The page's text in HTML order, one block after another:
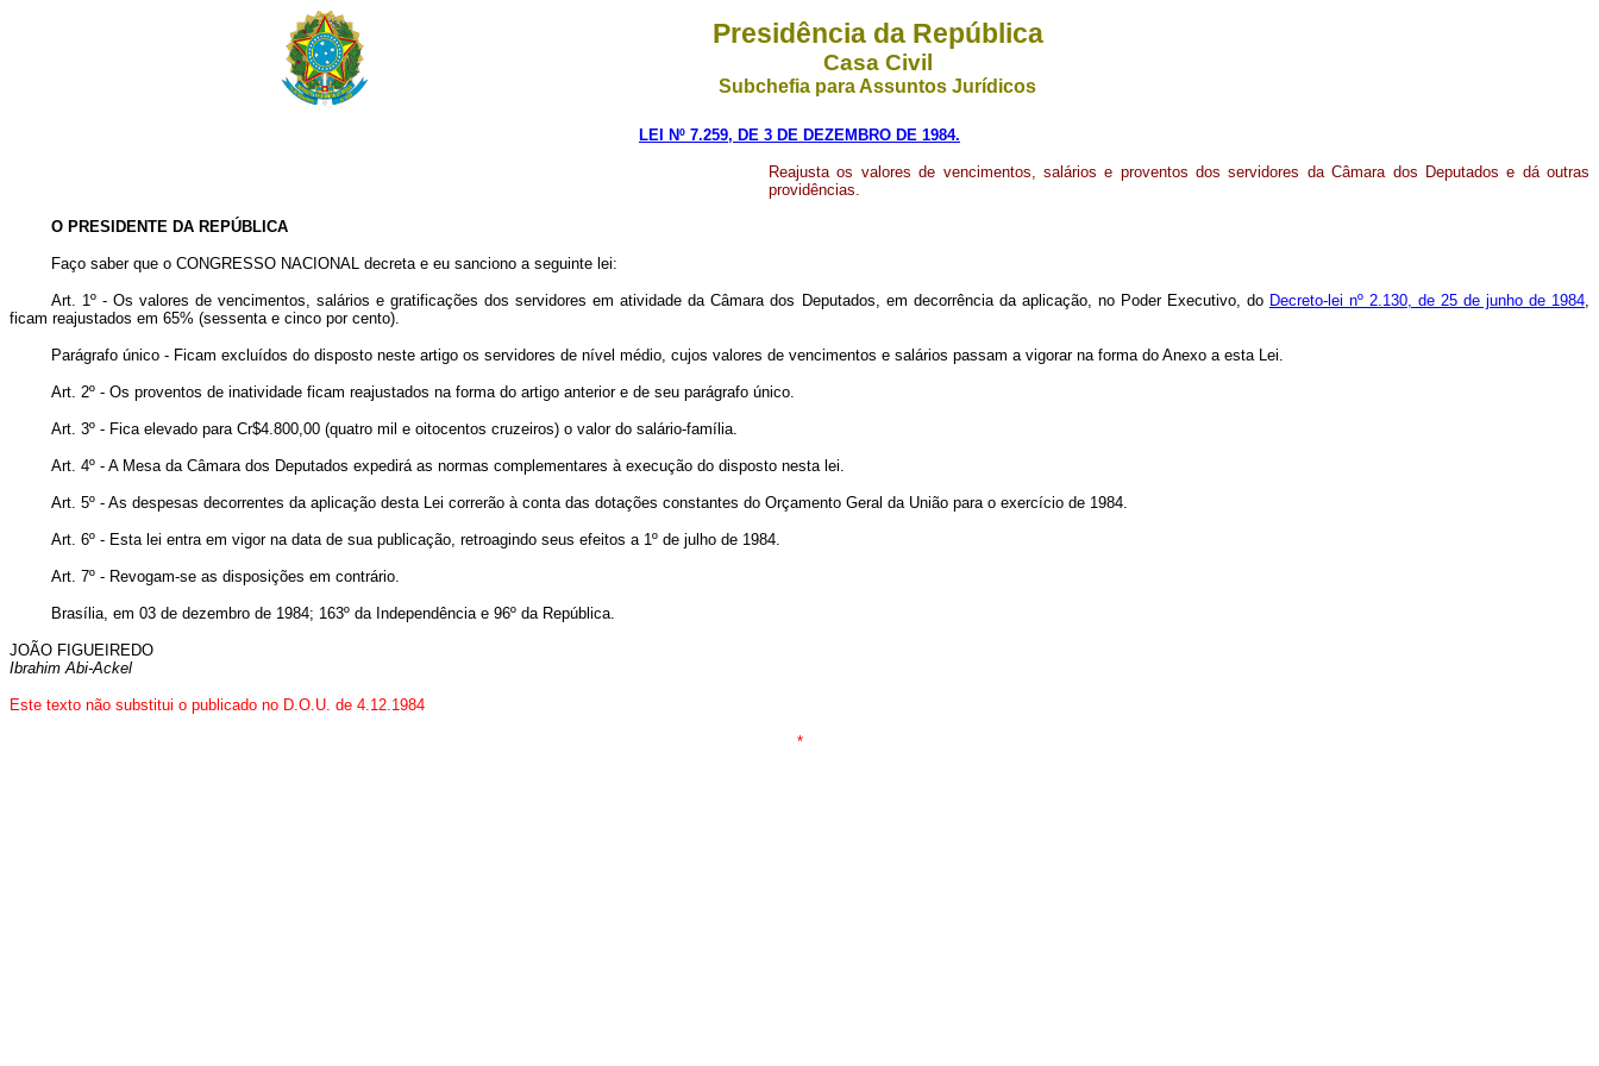
Presidência da República
Casa Civil
Subchefia para Assuntos Jurídicos
LEI Nº 7.259, DE 3 DE DEZEMBRO DE 1984.
Reajusta os valores de vencimentos, salários e proventos dos servidores da Câmara dos Deputados e dá outras
providências.
O PRESIDENTE DA REPÚBLICA
Faço saber que o CONGRESSO NACIONAL decreta e eu sanciono a seguinte lei:
Art. 1º - Os valores de vencimentos, salários e gratificações dos servidores em atividade da Câmara dos Deputados, em decorrência da aplicação, no Poder Executivo, do Decreto-lei nº 2.130, de 25 de junho de 1984,
ficam reajustados em 65% (sessenta e cinco por cento).
Parágrafo único - Ficam excluídos do disposto neste artigo os servidores de nível médio, cujos valores de vencimentos e salários passam a vigorar na forma do Anexo a esta Lei.
Art. 2º - Os proventos de inatividade ficam reajustados na forma do artigo anterior e de seu parágrafo único.
Art. 3º - Fica elevado para Cr$4.800,00 (quatro mil e oitocentos cruzeiros) o valor do salário-família.
Art. 4º - A Mesa da Câmara dos Deputados expedirá as normas complementares à execução do disposto nesta lei.
Art. 5º - As despesas decorrentes da aplicação desta Lei correrão à conta das dotações constantes do Orçamento Geral da União para o exercício de 1984.
Art. 6º - Esta lei entra em vigor na data de sua publicação, retroagindo seus efeitos a 1º de julho de 1984.
Art. 7º - Revogam-se as disposições em contrário.
Brasília, em 03 de dezembro de 1984; 163º da Independência e 96º da República.
JOÃO FIGUEIREDO
Ibrahim Abi-Ackel
Este texto não substitui o publicado no D.O.U. de 4.12.1984
*